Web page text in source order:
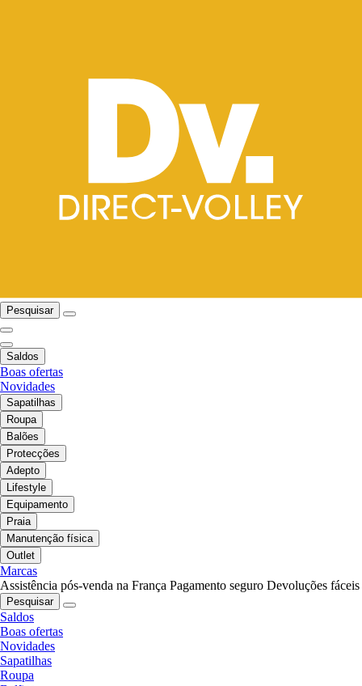
Pesquisar
Saldos
Boas ofertas
Novidades
Sapatilhas
Roupa
Balões
Protecções
Adepto
Lifestyle
Equipamento
Praia
Manutenção física
Outlet
Marcas
Assistência pós-venda na França Pagamento seguro Devoluções fáceis
Pesquisar
Saldos
Boas ofertas
Novidades
Sapatilhas
Roupa